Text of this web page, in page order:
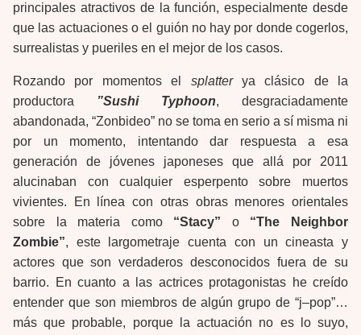
principales atractivos de la función, especialmente desde
que las actuaciones o el guión no hay por donde cogerlos,
surrealistas y pueriles en el mejor de los casos.
Rozando por momentos el splatterya clásico de la
productora ”Sushi Typhoon, desgraciadamente
abandonada, “Zonbideo” no se toma en serio a sí misma ni
por un momento, intentando dar respuesta a esa
generación de jóvenes japoneses que allá por 2011
alucinaban con cualquier esperpento sobre muertos
vivientes. En línea con otras obras menores orientales
sobre la materia como “Stacy” o “The Neighbor
Zombie”, este largometraje cuenta con un cineasta y
actores que son verdaderos desconocidos fuera de su
barrio. En cuanto a las actrices protagonistas he creído
entender que son miembros de algún grupo de “j–pop”…
más que probable, porque la actuación no es lo suyo,